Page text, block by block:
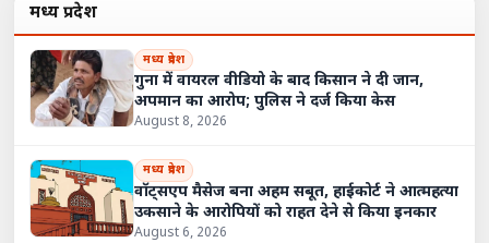
मध्य प्रदेश
मध्य प्रदेश
गुना में वायरल वीडियो के बाद किसान ने दी जान,
अपमान का आरोप; पुलिस ने दर्ज किया केस
August 8, 2026
मध्य प्रदेश
वॉट्सएप मैसेज बना अहम सबूत, हाईकोर्ट ने आत्महत्या
उकसाने के आरोपियों को राहत देने से किया इनकार
August 6, 2026